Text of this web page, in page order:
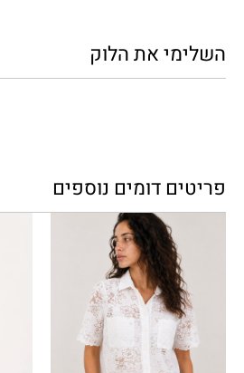
השלימי את הלוק
פריטים דומים נוספים